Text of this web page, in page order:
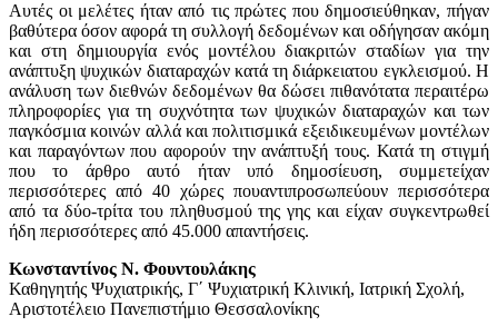
Αυτές οι μελέτες ήταν από τις πρώτες που δημοσιεύθηκαν, πήγαν
βαθύτερα όσον αφορά τη συλλογή δεδομένων και οδήγησαν ακόμη
και στη δημιουργία ενός μοντέλου διακριτών σταδίων για την
ανάπτυξη ψυχικών διαταραχών κατά τη διάρκειατου εγκλεισμού. Η
ανάλυση των διεθνών δεδομένων θα δώσει πιθανότατα περαιτέρω
πληροφορίες για τη συχνότητα των ψυχικών διαταραχών και των
παγκόσμια κοινών αλλά και πολιτισμικά εξειδικευμένων μοντέλων
και παραγόντων που αφορούν την ανάπτυξή τους. Κατά τη στιγμή
που το άρθρο αυτό ήταν υπό δημοσίευση, συμμετείχαν
περισσότερες από 40 χώρες πουαντιπροσωπεύουν περισσότερα
από τα δύο-τρίτα του πληθυσμού της γης και είχαν συγκεντρωθεί
ήδη περισσότερες από 45.000 απαντήσεις.
Κωνσταντίνος Ν. Φουντουλάκης
Καθηγητής Ψυχιατρικής, Γ΄ Ψυχιατρική Κλινική, Ιατρική Σχολή,
Αριστοτέλειο Πανεπιστήμιο Θεσσαλονίκης